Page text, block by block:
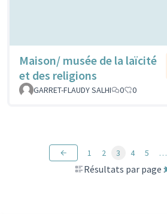
Maison/ musée de la laïcité
et des religions
GARRET-FLAUDY SALHI
0 0
Résultats par page :
1 2 3 4 5 …